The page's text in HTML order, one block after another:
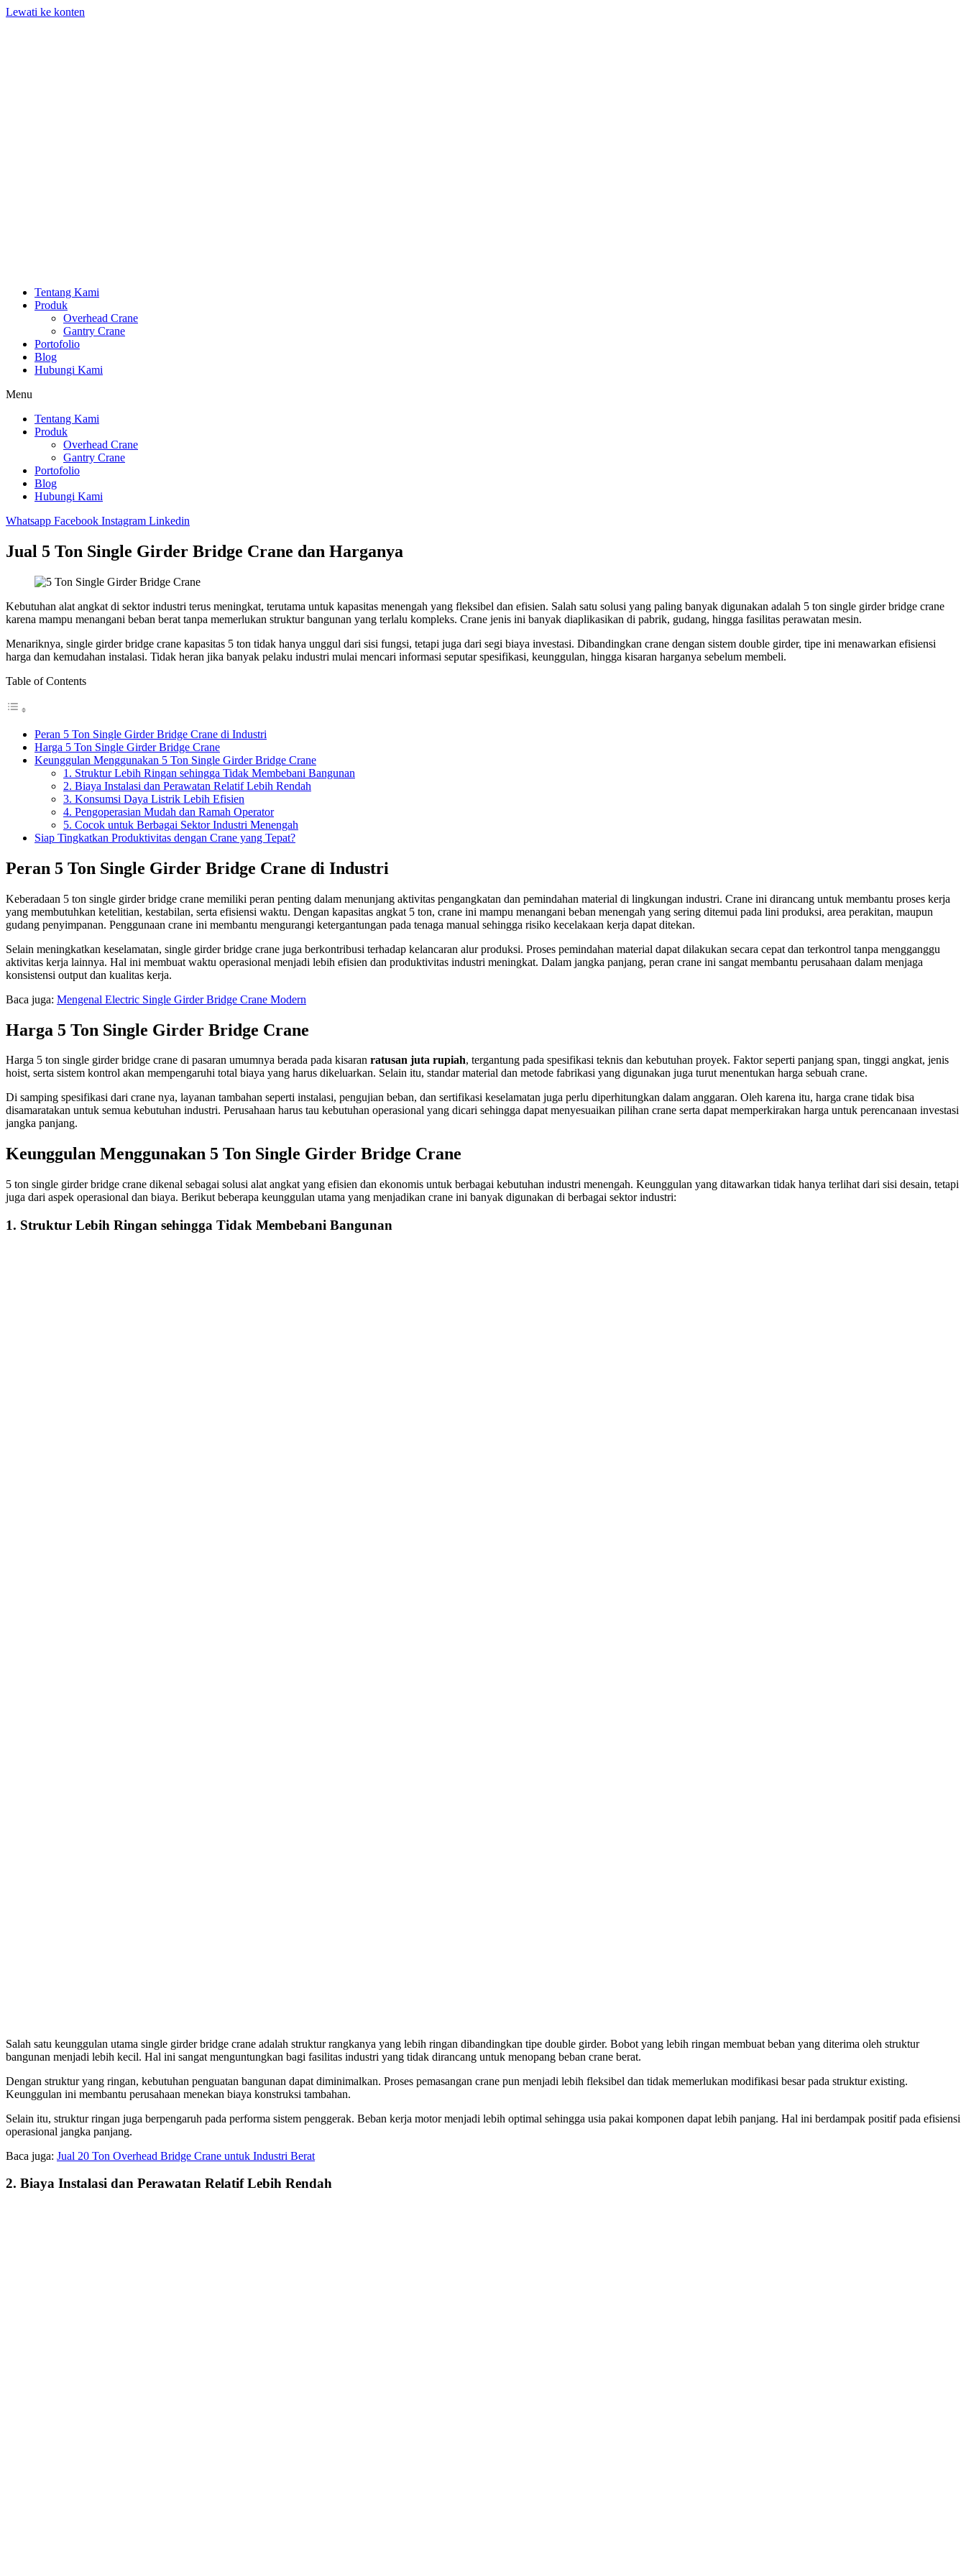
Lewati ke konten
Tentang Kami
Produk
Overhead Crane
Gantry Crane
Portofolio
Blog
Hubungi Kami
Menu
Tentang Kami
Produk
Overhead Crane
Gantry Crane
Portofolio
Blog
Hubungi Kami
Whatsapp Facebook Instagram Linkedin
Jual 5 Ton Single Girder Bridge Crane dan Harganya
Kebutuhan alat angkat di sektor industri terus meningkat, terutama untuk kapasitas menengah yang fleksibel dan efisien. Salah satu solusi yang paling banyak digunakan adalah 5 ton single girder bridge crane
karena mampu menangani beban berat tanpa memerlukan struktur bangunan yang terlalu kompleks. Crane jenis ini banyak diaplikasikan di pabrik, gudang, hingga fasilitas perawatan mesin.
Menariknya, single girder bridge crane kapasitas 5 ton tidak hanya unggul dari sisi fungsi, tetapi juga dari segi biaya investasi. Dibandingkan crane dengan sistem double girder, tipe ini menawarkan efisiensi
harga dan kemudahan instalasi. Tidak heran jika banyak pelaku industri mulai mencari informasi seputar spesifikasi, keunggulan, hingga kisaran harganya sebelum membeli.
Table of Contents
Peran 5 Ton Single Girder Bridge Crane di Industri
Harga 5 Ton Single Girder Bridge Crane
Keunggulan Menggunakan 5 Ton Single Girder Bridge Crane
1. Struktur Lebih Ringan sehingga Tidak Membebani Bangunan
2. Biaya Instalasi dan Perawatan Relatif Lebih Rendah
3. Konsumsi Daya Listrik Lebih Efisien
4. Pengoperasian Mudah dan Ramah Operator
5. Cocok untuk Berbagai Sektor Industri Menengah
Siap Tingkatkan Produktivitas dengan Crane yang Tepat?
Peran 5 Ton Single Girder Bridge Crane di Industri
Keberadaan 5 ton single girder bridge crane memiliki peran penting dalam menunjang aktivitas pengangkatan dan pemindahan material di lingkungan industri. Crane ini dirancang untuk membantu proses kerja
yang membutuhkan ketelitian, kestabilan, serta efisiensi waktu. Dengan kapasitas angkat 5 ton, crane ini mampu menangani beban menengah yang sering ditemui pada lini produksi, area perakitan, maupun
gudang penyimpanan. Penggunaan crane ini membantu mengurangi ketergantungan pada tenaga manual sehingga risiko kecelakaan kerja dapat ditekan.
Selain meningkatkan keselamatan, single girder bridge crane juga berkontribusi terhadap kelancaran alur produksi. Proses pemindahan material dapat dilakukan secara cepat dan terkontrol tanpa mengganggu
aktivitas kerja lainnya. Hal ini membuat waktu operasional menjadi lebih efisien dan produktivitas industri meningkat. Dalam jangka panjang, peran crane ini sangat membantu perusahaan dalam menjaga
konsistensi output dan kualitas kerja.
Baca juga: Mengenal Electric Single Girder Bridge Crane Modern
Harga 5 Ton Single Girder Bridge Crane
Harga 5 ton single girder bridge crane di pasaran umumnya berada pada kisaran ratusan juta rupiah, tergantung pada spesifikasi teknis dan kebutuhan proyek. Faktor seperti panjang span, tinggi angkat, jenis
hoist, serta sistem kontrol akan mempengaruhi total biaya yang harus dikeluarkan. Selain itu, standar material dan metode fabrikasi yang digunakan juga turut menentukan harga sebuah crane.
Di samping spesifikasi dari crane nya, layanan tambahan seperti instalasi, pengujian beban, dan sertifikasi keselamatan juga perlu diperhitungkan dalam anggaran. Oleh karena itu, harga crane tidak bisa
disamaratakan untuk semua kebutuhan industri. Perusahaan harus tau kebutuhan operasional yang dicari sehingga dapat menyesuaikan pilihan crane serta dapat memperkirakan harga untuk perencanaan investasi
jangka panjang.
Keunggulan Menggunakan 5 Ton Single Girder Bridge Crane
5 ton single girder bridge crane dikenal sebagai solusi alat angkat yang efisien dan ekonomis untuk berbagai kebutuhan industri menengah. Keunggulan yang ditawarkan tidak hanya terlihat dari sisi desain, tetapi
juga dari aspek operasional dan biaya. Berikut beberapa keunggulan utama yang menjadikan crane ini banyak digunakan di berbagai sektor industri:
1. Struktur Lebih Ringan sehingga Tidak Membebani Bangunan
Salah satu keunggulan utama single girder bridge crane adalah struktur rangkanya yang lebih ringan dibandingkan tipe double girder. Bobot yang lebih ringan membuat beban yang diterima oleh struktur
bangunan menjadi lebih kecil. Hal ini sangat menguntungkan bagi fasilitas industri yang tidak dirancang untuk menopang beban crane berat.
Dengan struktur yang ringan, kebutuhan penguatan bangunan dapat diminimalkan. Proses pemasangan crane pun menjadi lebih fleksibel dan tidak memerlukan modifikasi besar pada struktur existing.
Keunggulan ini membantu perusahaan menekan biaya konstruksi tambahan.
Selain itu, struktur ringan juga berpengaruh pada performa sistem penggerak. Beban kerja motor menjadi lebih optimal sehingga usia pakai komponen dapat lebih panjang. Hal ini berdampak positif pada efisiensi
operasional jangka panjang.
Baca juga: Jual 20 Ton Overhead Bridge Crane untuk Industri Berat
2. Biaya Instalasi dan Perawatan Relatif Lebih Rendah